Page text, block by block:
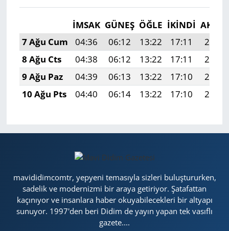
İMSAK GÜNEŞ ÖĞLE İKINDI
7 Ağu Cum
04:36 06:12 13:22 17:11
20:23
8 Ağu Cts
04:38 06:12 13:22 17:11
20:22
9 Ağu Paz
04:39 06:13 13:22 17:10
20:21
10 Ağu Pts
04:40 06:14 13:22 17:10 20:20
mavididimcomtr, yepyeni temasıyla sizleri buluştururken,
sadelik ve modernizmi bir araya getiriyor. Şatafattan
kaçınıyor ve insanlara haber okuyabilecekleri bir altyapı
sunuyor. 1997'den beri Didim de yayın yapan tek vasıflı
gazete....